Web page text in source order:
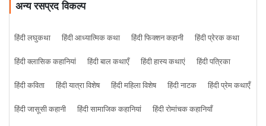
अन्य रसप्रद विकल्प
हिंदी लघुकथा हिंदी आध्यात्मिक कथा हिंदी फिक्शन कहानी
हिंदी प्रेरक कथा
हिंदी क्लासिक कहानियां
हिंदी बाल कथाएँ हिंदी हास्य कथाएं
हिंदी पत्रिका
हिंदी कविता
हिंदी यात्रा विशेष हिंदी महिला विशेष हिंदी नाटक
हिंदी प्रेम कथाएँ
हिंदी जासूसी कहानी
हिंदी सामाजिक कहानियां
हिंदी रोमांचक कहानियाँ